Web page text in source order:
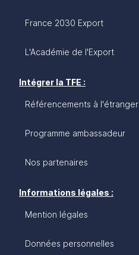
France 2030 Export
L'Académie de l'Export
Intégrer la TFE :
Référencements à l'étranger
Programme ambassadeur
Nos partenaires
Informations légales :
Mention légales
Données personnelles